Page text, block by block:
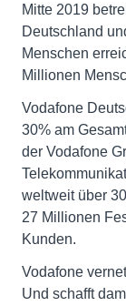
Mitte 2019
Deutschland
Menschen
Millionen
Vodafone
30% am
der Vodafone
weltweit über
27 Millionen
Kunden.
Vodafone
Und schafft